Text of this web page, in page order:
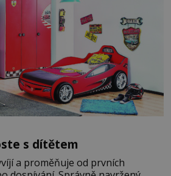
s dítětem
a proměňuje od prvních